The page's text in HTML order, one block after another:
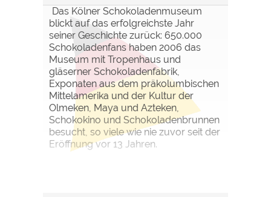
Das Kölner Schokoladenmuseum
blickt auf das erfolgreichste Jahr
seiner Geschichte zurück: 650.000
Schokoladenfans haben 2006 das
Museum mit Tropenhaus und
gläserner Schokoladenfabrik,
Exponaten aus dem präkolumbischen
Mittelamerika und der Kultur der
Olmeken, Maya und Azteken,
Schokokino und Schokoladenbrunnen
besucht, so viele wie nie zuvor seit der
Eröffnung vor 13 Jahren.